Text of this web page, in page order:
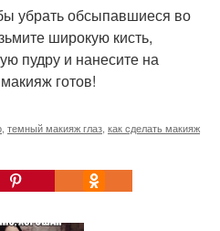
убрать обсыпавшиеся во
широкую кисть,
пудру и нанесите на
готов!
, темный макияж глаз, как сделать макияж